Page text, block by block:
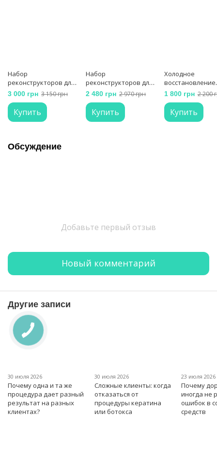
Набор
реконструкторов для
волос Molecula
3 000 грн 3 150 грн
Купить
Набор
реконструкторов для
волос deeply
2 480 грн 2 970 грн
Купить
Холодное
восстановление
Beneliss SOS 500
1 800 грн 2 200
Купить
Обсуждение
Добавьте первый отзыв
Новый комментарий
Другие записи
30 июля 2026
Почему одна и та же
процедура дает разный
результат на разных
клиентах?
30 июля 2026
Сложные клиенты: когда
отказаться от
процедуры кератина
или ботокса
23 июля 2026
Почему
иногда не
ошибок в
средств